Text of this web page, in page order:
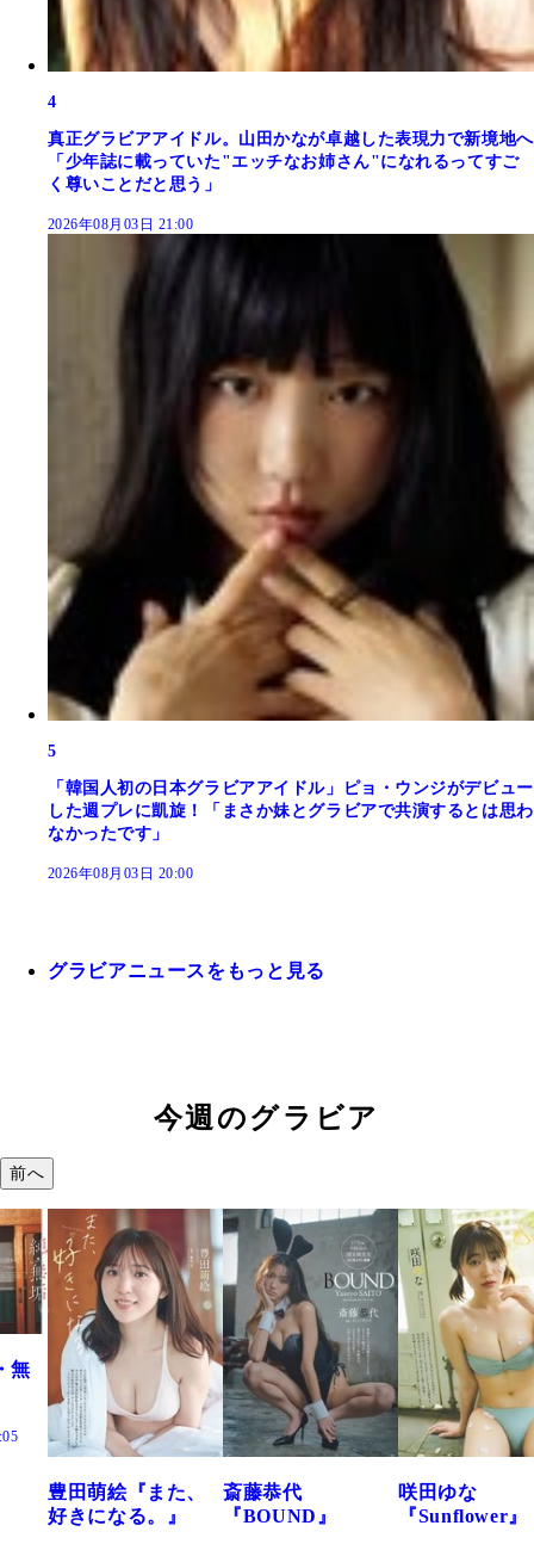
4
真正グラビアアイドル。山田かなが卓越した表現力で新境地へ
「少年誌に載っていた"エッチなお姉さん"になれるってすご
く尊いことだと思う」
2026年08月03日 21:00
5
「韓国人初の日本グラビアアイドル」ピョ・ウンジがデビュー
した週プレに凱旋！「まさか妹とグラビアで共演するとは思わ
なかったです」
2026年08月03日 20:00
グラビアニュースをもっと見る
今週のグラビア
前へ
斎藤恭代
『BOUND』
咲田ゆな
『Sunflower』
藤水咲桜『花
だまり』